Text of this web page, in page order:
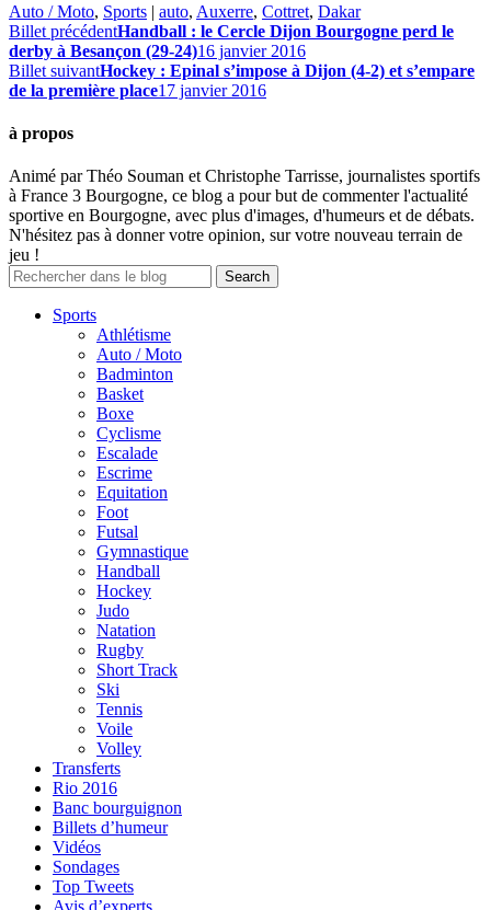
Auto / Moto, Sports | auto, Auxerre, Cottret, Dakar
Billet précédentHandball : le Cercle Dijon Bourgogne perd le
derby à Besançon (29-24)16 janvier 2016
Billet suivantHockey : Epinal s’impose à Dijon (4-2) et s’empare
de la première place17 janvier 2016
à propos
Animé par Théo Souman et Christophe Tarrisse, journalistes sportifs
à France 3 Bourgogne, ce blog a pour but de commenter l'actualité
sportive en Bourgogne, avec plus d'images, d'humeurs et de débats.
N'hésitez pas à donner votre opinion, sur votre nouveau terrain de
jeu !
Sports
Athlétisme
Auto / Moto
Badminton
Basket
Boxe
Cyclisme
Escalade
Escrime
Equitation
Foot
Futsal
Gymnastique
Handball
Hockey
Judo
Natation
Rugby
Short Track
Ski
Tennis
Voile
Volley
Transferts
Rio 2016
Banc bourguignon
Billets d’humeur
Vidéos
Sondages
Top Tweets